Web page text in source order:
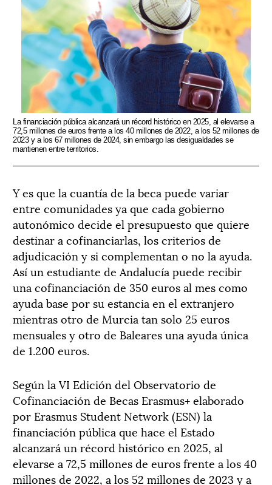
La financiación pública alcanzará un récord histórico en 2025, al elevarse a
72,5 millones de euros frente a los 40 millones de 2022, a los 52 millones de
2023 y a los 67 millones de 2024, sin embargo las desigualdades se
mantienen entre territorios.
Y es que la cuantía de la beca puede variar
entre comunidades ya que cada gobierno
autonómico decide el presupuesto que quiere
destinar a cofinanciarlas, los criterios de
adjudicación y si complementan o no la ayuda.
Así un estudiante de Andalucía puede recibir
una cofinanciación de 350 euros al mes como
ayuda base por su estancia en el extranjero
mientras otro de Murcia tan solo 25 euros
mensuales y otro de Baleares una ayuda única
de 1.200 euros.
Según la VI Edición del Observatorio de
Cofinanciación de Becas Erasmus+ elaborado
por Erasmus Student Network (ESN) la
financiación pública que hace el Estado
alcanzará un récord histórico en 2025, al
elevarse a 72,5 millones de euros frente a los 40
millones de 2022, a los 52 millones de 2023 y a